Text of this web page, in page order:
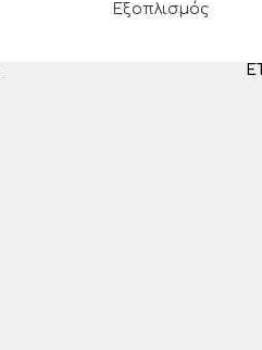
Εξοπλισμός